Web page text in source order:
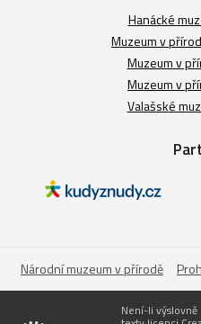
Hanácké
Muzeum v
Muzeum v
Muzeum v
Valašské
Národní muzeum v přírodě
Není-li